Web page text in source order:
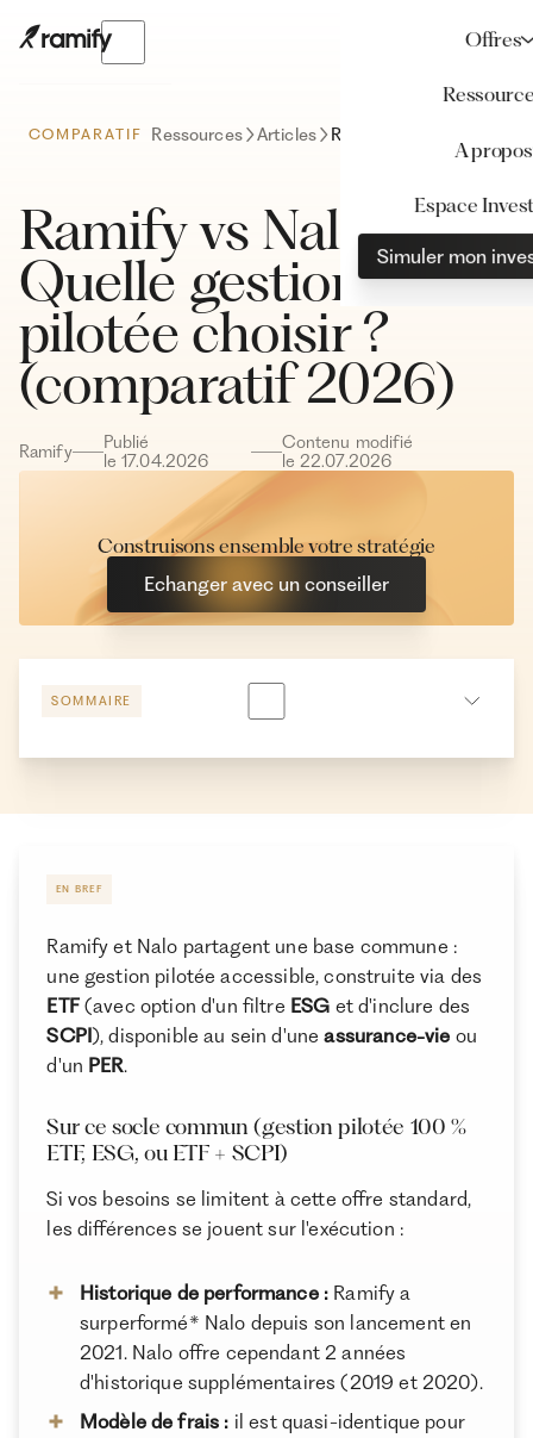
Offres
A propos
Espace
Simuler mon
COMPARATIF Ressources Articles
Ramify vs Nalo :
Quelle gestion
pilotée choisir ?
(comparatif 2026)
Ramify
Publié
le17.04.2026
Contenu modifié
le 22.07.2026
Construisons ensemble votre stratégie
Echanger avec un conseiller
SOMMAIRE
Enveloppes disponibles : quelles structures pour vos
besoins ?
Allocation, supports et modes de gestion : quelles
différences concrètes entre Ramify et Nalo ?
Ramify et Nalo ?
Avis des spécialistes : que disent les experts du
marché ?
Services, accompagnement et gestion de fortune
Conclusion
À propos de Ramify
Ramify est l’alternative digitale à la banque privée.
Pour une clientèle exigeante, nous combinons
expertise patrimoniale, technologie et sélection
rigoureuse des meilleurs produits du marché, dans
EN BREF
Ramify et Nalo partagent une base commune :
une gestion pilotée accessible, construite via des
ETF(avec option d'un filtre ESG et d'inclure des
SCPI), disponible au sein d'uneassurance-vie ou
d'un PER.
Sur ce socle commun (gestion pilotée 100 %
ETF, ESG, ou ETF + SCPI)
Si vos besoins se limitent à cette offre standard,
les différences se jouent sur l'exécution :
Historique de performance : Ramify a
surperformé* Nalo depuis son lancement en
2021. Nalo offre cependant 2 années
d'historique supplémentaires (2019 et 2020).
Modèle de frais : il est quasi-identique pour